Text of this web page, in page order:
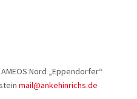
Nord „Eppendorfer“
mail@ankehinrichs.de